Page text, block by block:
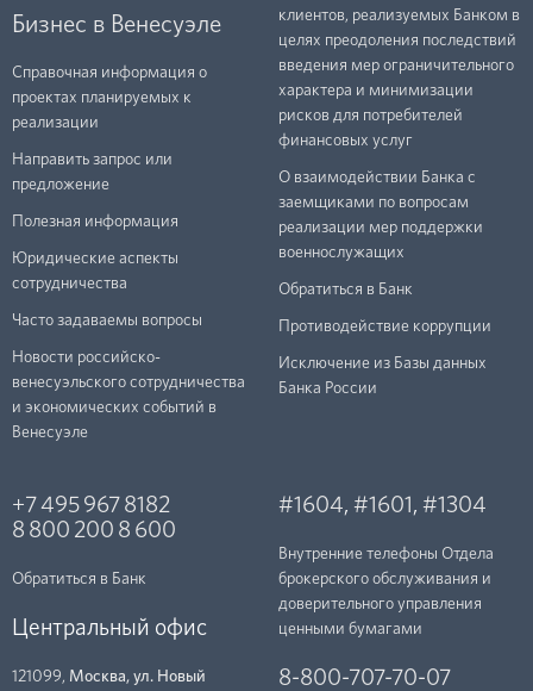
Бизнес в Венесуэле
Справочная информация о
проектах планируемых к
реализации
Направить запрос или
предложение
Полезная информация
Юридические аспекты
сотрудничества
Часто задаваемы вопросы
Новости российско-
венесуэльского сотрудничества
и экономических событий в
Венесуэле
клиентов, реализуемых Банком в
целях преодоления последствий
введения мер ограничительного
характера и минимизации
рисков для потребителей
финансовых услуг
О взаимодействии Банка с
заемщиками по вопросам
реализации мер поддержки
военнослужащих
Обратиться в Банк
Противодействие коррупции
Исключение из Базы данных
Банка России
+7 495 967 8182
8 800 200 8 600
Обратиться в Банк
#1604, #1601 , #1304
Внутренние телефоны Отдела
брокерского обслуживания и
доверительного управления
ценными бумагами
Центральный офис
121099, Москва, ул. Новый
8-800-707-70-07